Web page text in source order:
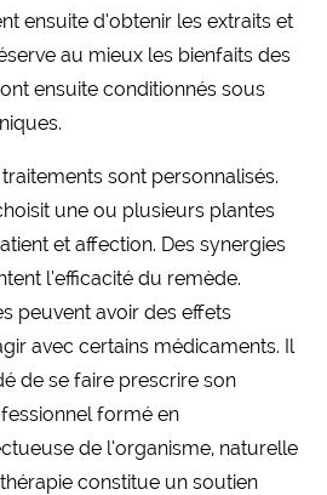
ensuite d’obtenir les extraits et
au mieux les bienfaits des
ensuite conditionnés sous
sont personnalisés.
une ou plusieurs plantes
et affection. Des synergies
l’efficacité du remède.
peuvent avoir des effets
avec certains médicaments. Il
de se faire prescrire son
formé en
de l’organisme, naturelle
constitue un soutien